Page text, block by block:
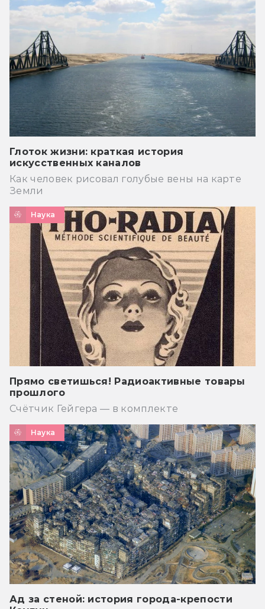
Глоток жизни: краткая история
искусственных каналов
Как человек рисовал голубые вены на карте
Земли
Наука
Прямо светишься! Радиоактивные товары
прошлого
Счётчик Гейгера — в комплекте
Наука
Ад за стеной: история города-крепости